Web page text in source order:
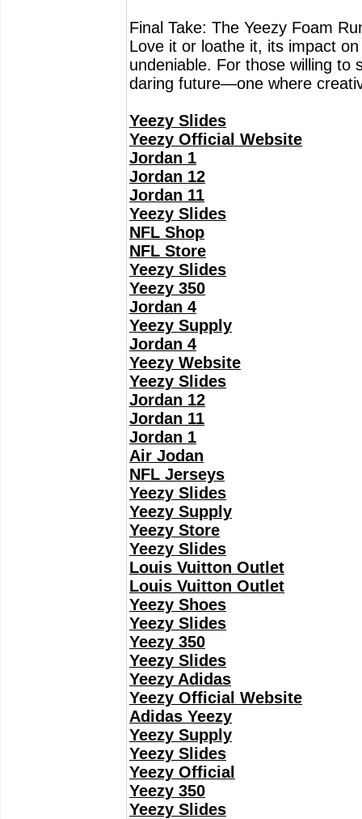
Final Take: The Yeezy Foam
Love it or loathe it, its impact
undeniable. For those willing to
daring future—one where
Yeezy Slides
Yeezy Official Website
Jordan 1
Jordan 12
Jordan 11
Yeezy Slides
NFL Shop
NFL Store
Yeezy Slides
Yeezy 350
Jordan 4
Yeezy Supply
Jordan 4
Yeezy Website
Yeezy Slides
Jordan 12
Jordan 11
Jordan 1
Air Jodan
NFL Jerseys
Yeezy Slides
Yeezy Supply
Yeezy Store
Yeezy Slides
Louis Vuitton Outlet
Louis Vuitton Outlet
Yeezy Shoes
Yeezy Slides
Yeezy 350
Yeezy Slides
Yeezy Adidas
Yeezy Official Website
Adidas Yeezy
Yeezy Supply
Yeezy Slides
Yeezy Official
Yeezy 350
Yeezy Slides